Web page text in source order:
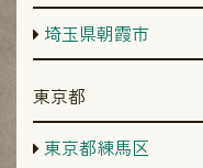
埼玉県朝霞市
東京都
東京都練馬区